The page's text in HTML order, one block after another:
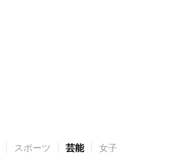
スポーツ 芸能 女子